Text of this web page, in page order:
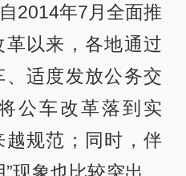
2014年7月全面推
以来，各地通过
适度发放公务交
公车改革落到实
规范；同时，伴